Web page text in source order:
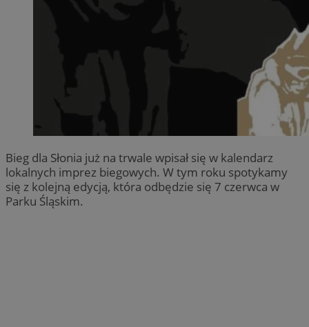
Bieg dla Słonia już na trwale wpisał się w kalendarz
lokalnych imprez biegowych. W tym roku spotykamy
się z kolejną edycją, która odbędzie się 7 czerwca w
Parku Śląskim.